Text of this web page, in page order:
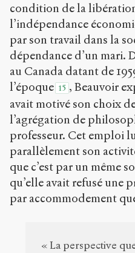
condition de la
l’indépendance
par son travail dans la
dépendance d’un mari.
au Canada datant de
l’époque 15 , Beauvoir
avait motivé son choix
l’agrégation de
professeur. Cet emploi
parallèlement son
que c’est par un même
qu’elle avait refusé une
par accommodement
« La perspective